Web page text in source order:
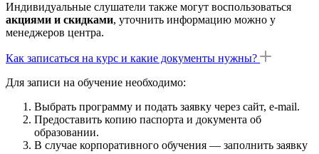
Индивидуальные слушатели также могут воспользоваться
акциями и скидками, уточнить информацию можно у
менеджеров центра.
Как записаться на курс и какие документы нужны?
Для записи на обучение необходимо:
Выбрать программу и подать заявку через сайт, e-mail.
Предоставить копию паспорта и документа об
образовании.
В случае корпоративного обучения — заполнить заявку